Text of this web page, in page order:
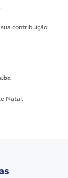
contribuição:
Natal.